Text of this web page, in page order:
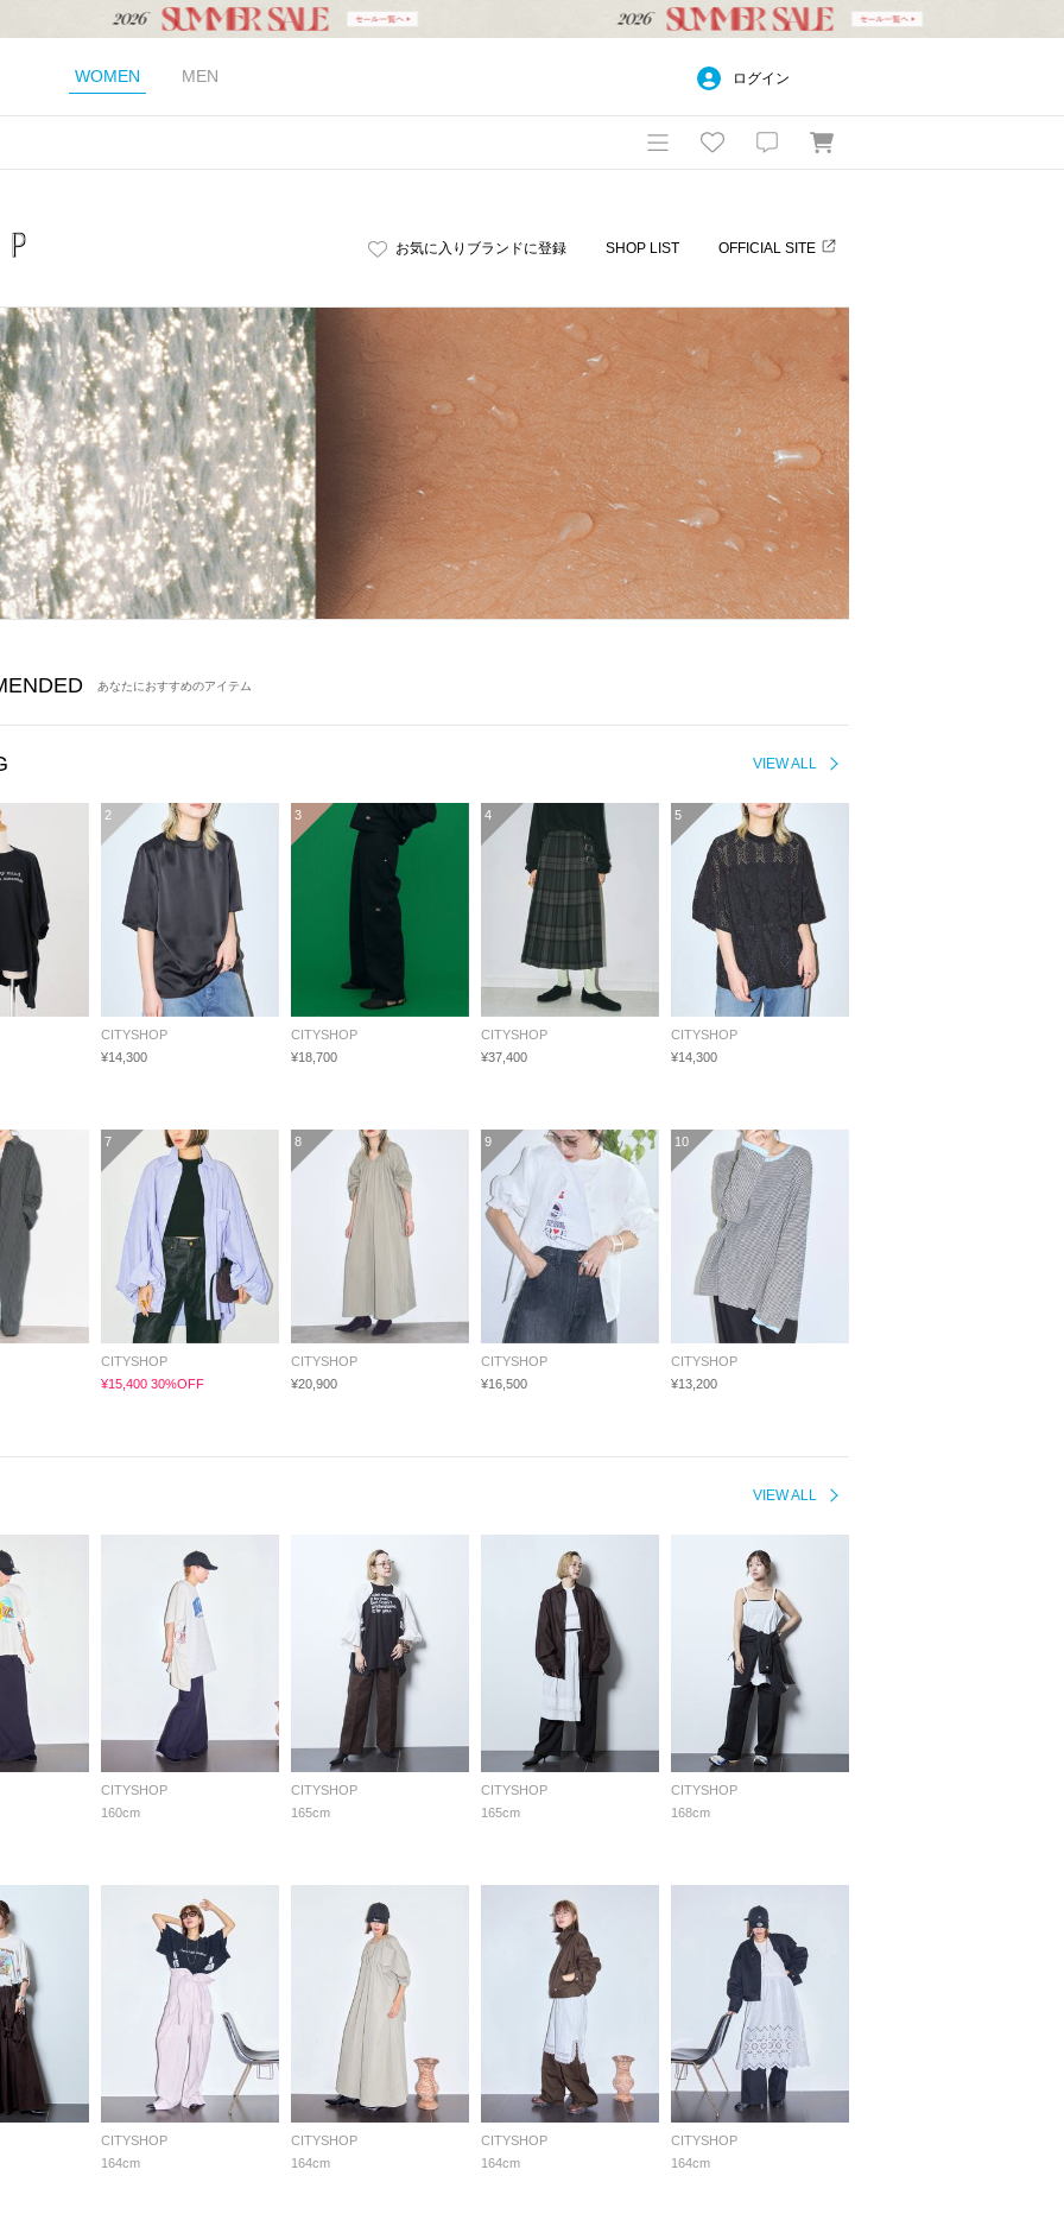
WOMEN MEN ログイン
お気に入りブランドに登録 SHOP LIST OFFICIAL SITE
あなたにおすすめのアイテム
VIEW ALL
2
CITYSHOP
¥14,300
3
CITYSHOP
¥18,700
4
CITYSHOP
¥37,400
5
CITYSHOP
¥14,300
7
CITYSHOP
¥15,400 30%OFF
8
CITYSHOP
¥20,900
9
CITYSHOP
¥16,500
10
CITYSHOP
¥13,200
VIEW ALL
CITYSHOP
160cm
CITYSHOP
165cm
CITYSHOP
165cm
CITYSHOP
168cm
CITYSHOP
164cm
CITYSHOP
164cm
CITYSHOP
164cm
CITYSHOP
164cm